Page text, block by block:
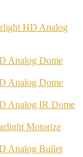
HD Analog
Analog Dome
Analog Dome
Analog IR Dome
Motorize
Analog Bullet